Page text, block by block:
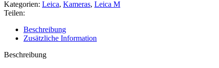
Kategorien: Leica, Kameras, Leica M
Teilen:
Beschreibung
Zusätzliche Information
Beschreibung